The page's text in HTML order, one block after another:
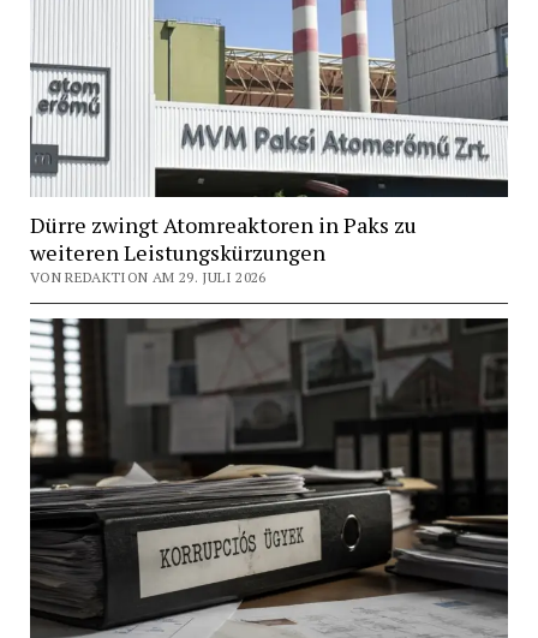
Dürre zwingt Atomreaktoren in Paks zu
weiteren Leistungskürzungen
VON REDAKTION AM 29. JULI 2026